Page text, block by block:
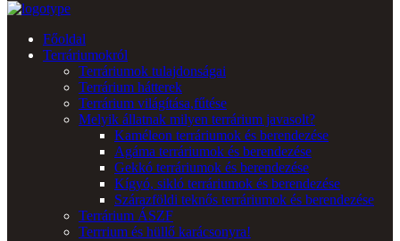
Főoldal
Terráriumokról
Terráriumok tulajdonságai
Terrárium hátterek
Terrárium világítása,fűtése
Melyik állatnak milyen terrárium javasolt?
Kaméleon terráriumok és berendezése
Agáma terráriumok és berendezése
Gekkó terráriumok és berendezése
Kígyó, sikló terráriumok és berendezése
Szárazföldi teknős terráriumok és berendezése
Terrárium ÁSZF
Terrrium és hüllő karácsonyra!